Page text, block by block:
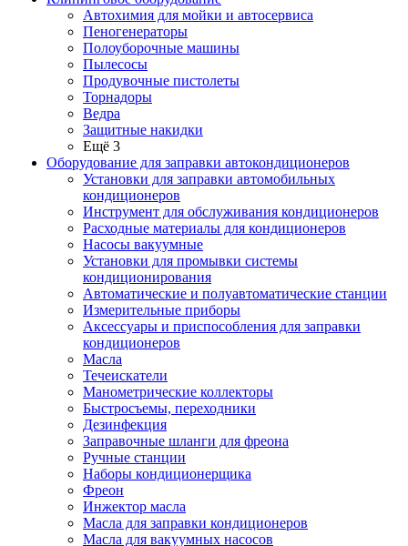
Автохимия для мойки и автосервиса
Пеногенераторы
Полоуборочные машины
Пылесосы
Продувочные пистолеты
Торнадоры
Ведра
Защитные накидки
Ещё 3
Оборудование для заправки автокондиционеров
Установки для заправки автомобильных
кондиционеров
Инструмент для обслуживания кондиционеров
Расходные материалы для кондиционеров
Насосы вакуумные
Установки для промывки системы
кондиционирования
Автоматические и полуавтоматические станции
Измерительные приборы
Аксессуары и приспособления для заправки
кондиционеров
Масла
Течеискатели
Манометрические коллекторы
Быстросъемы, переходники
Дезинфекция
Заправочные шланги для фреона
Ручные станции
Наборы кондиционерщика
Фреон
Инжектор масла
Масла для заправки кондиционеров
Масла для вакуумных насосов